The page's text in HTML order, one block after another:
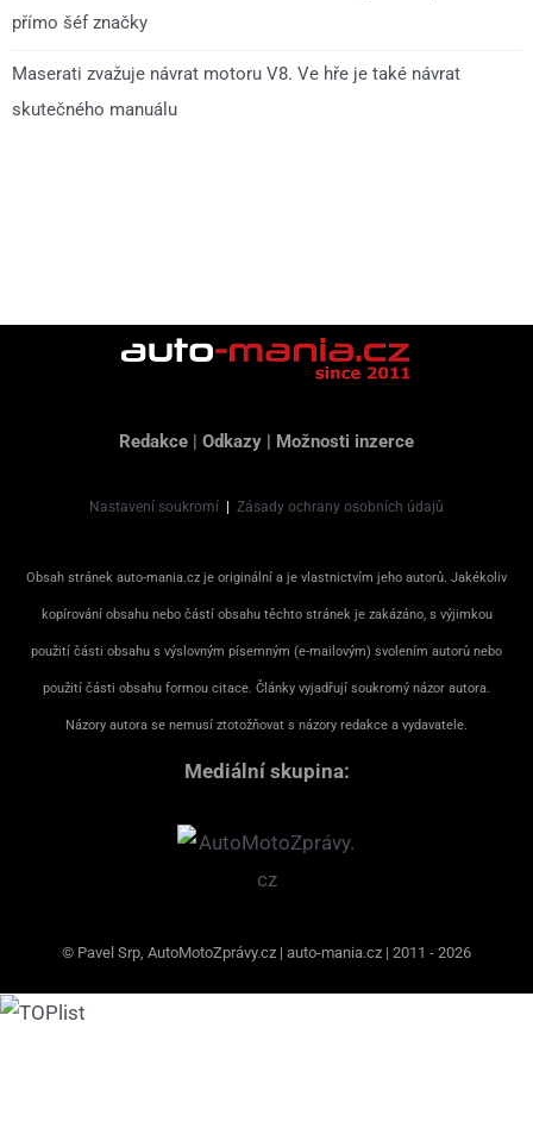
přímo šéf značky
Maserati zvažuje návrat motoru V8. Ve hře je také návrat
skutečného manuálu
Redakce | Odkazy | Možnosti inzerce
Nastavení soukromí Zásady ochrany osobních údajů
Obsah stránek auto-mania.cz je originální a je vlastnictvím jeho autorů. Jakékoliv
kopírování obsahu nebo částí obsahu těchto stránek je zakázáno, s výjimkou
použití části obsahu s výslovným písemným (e-mailovým) svolením autorů nebo
použití části obsahu formou citace. Články vyjadřují soukromý názor autora.
Názory autora se nemusí ztotožňovat s názory redakce a vydavatele.
Mediální skupina:
© Pavel Srp, AutoMotoZprávy.cz | auto-mania.cz | 2011 - 2026